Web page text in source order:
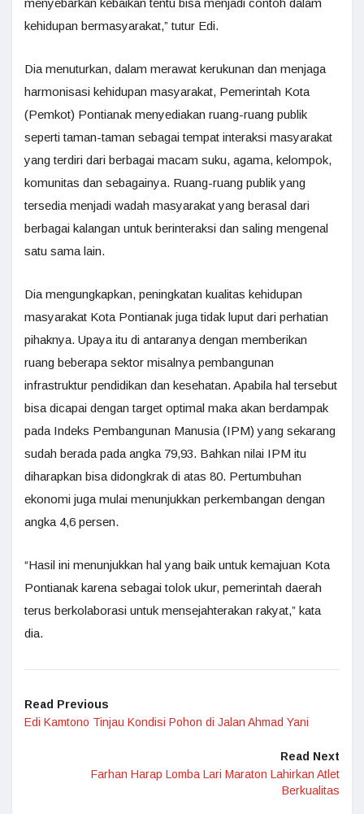
menyebarkan kebaikan tentu bisa menjadi contoh dalam
kehidupan bermasyarakat,” tutur Edi.
Dia menuturkan, dalam merawat kerukunan dan menjaga
harmonisasi kehidupan masyarakat, Pemerintah Kota
(Pemkot) Pontianak menyediakan ruang-ruang publik
seperti taman-taman sebagai tempat interaksi masyarakat
yang terdiri dari berbagai macam suku, agama, kelompok,
komunitas dan sebagainya. Ruang-ruang publik yang
tersedia menjadi wadah masyarakat yang berasal dari
berbagai kalangan untuk berinteraksi dan saling mengenal
satu sama lain.
Dia mengungkapkan, peningkatan kualitas kehidupan
masyarakat Kota Pontianak juga tidak luput dari perhatian
pihaknya. Upaya itu di antaranya dengan memberikan
ruang beberapa sektor misalnya pembangunan
infrastruktur pendidikan dan kesehatan. Apabila hal tersebut
bisa dicapai dengan target optimal maka akan berdampak
pada Indeks Pembangunan Manusia (IPM) yang sekarang
sudah berada pada angka 79,93. Bahkan nilai IPM itu
diharapkan bisa didongkrak di atas 80. Pertumbuhan
ekonomi juga mulai menunjukkan perkembangan dengan
angka 4,6 persen.
“Hasil ini menunjukkan hal yang baik untuk kemajuan Kota
Pontianak karena sebagai tolok ukur, pemerintah daerah
terus berkolaborasi untuk mensejahterakan rakyat,” kata
dia.
Read Previous
Edi Kamtono Tinjau Kondisi Pohon di Jalan Ahmad Yani
Read Next
Farhan Harap Lomba Lari Maraton Lahirkan Atlet
Berkualitas